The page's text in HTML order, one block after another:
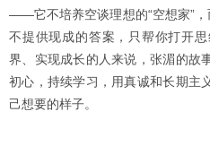
——它不培养空谈理想的“空想家”，
不提供现成的答案，只帮你打开
界、实现成长的人来说，张湄的故
初心，持续学习，用真诚和长期主
己想要的样子。